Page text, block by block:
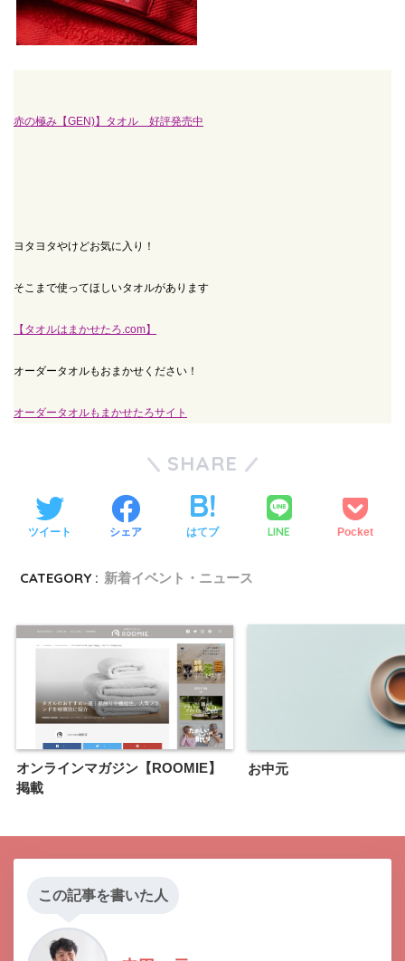
赤の極み【GEN)】タオル 好評発売中
ヨタヨタやけどお気に入り！
そこまで使ってほしいタオルがあります
【タオルはまかせたろ.com】
オーダータオルもおまかせください！
オーダータオルもまかせたろサイト
SHARE
ツイート シェア はてブ LINE Pocket
CATEGORY : 新着イベント・ニュース
オンラインマガジン【ROOMIE】
掲載
お中元
この記事を書いた人